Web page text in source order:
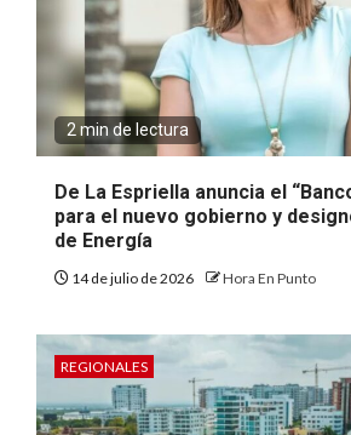
2 min de lectura
De La Espriella anuncia el
para el nuevo gobierno y
de Energía
14 de julio de 2026 Hora En Punto
REGIONALES